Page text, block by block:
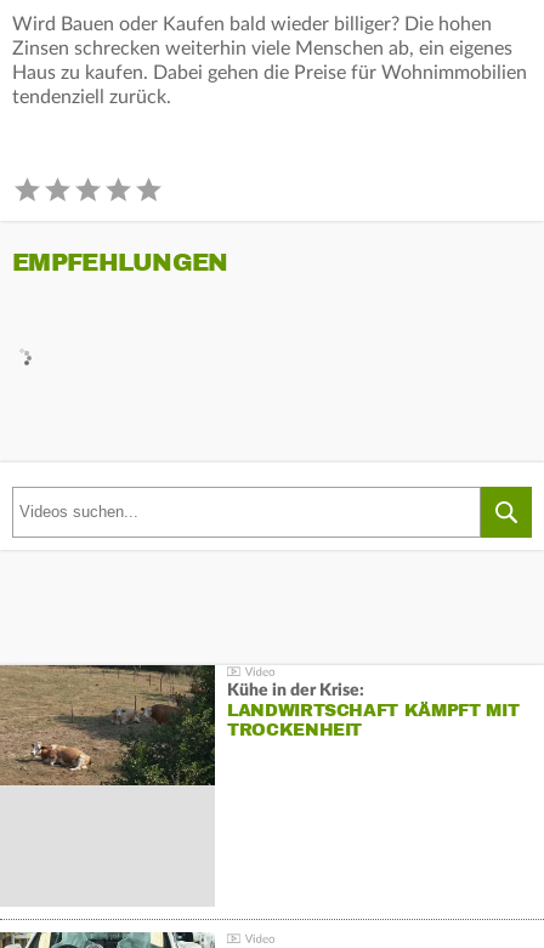
Wird Bauen oder Kaufen bald wieder billiger? Die hohen
Zinsen schrecken weiterhin viele Menschen ab, ein eigenes
Haus zu kaufen. Dabei gehen die Preise für Wohnimmobilien
tendenziell zurück.
EMPFEHLUNGEN
Kühe in der Krise:
LANDWIRTSCHAFT KÄMPFT MIT
TROCKENHEIT